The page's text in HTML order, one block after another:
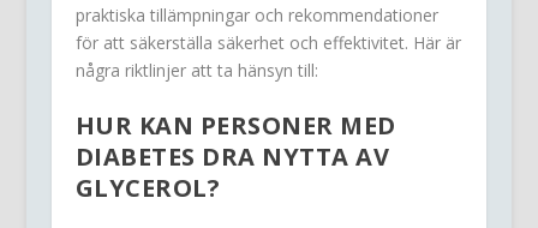
praktiska tillämpningar och rekommendationer
för att säkerställa säkerhet och effektivitet. Här är
några riktlinjer att ta hänsyn till:
HUR KAN PERSONER MED
DIABETES DRA NYTTA AV
GLYCEROL?